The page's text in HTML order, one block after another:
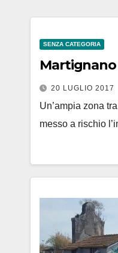
SENZA CATEGORIA
Martignano
20 LUGLIO 2017
Un’ampia zona
messo a rischio